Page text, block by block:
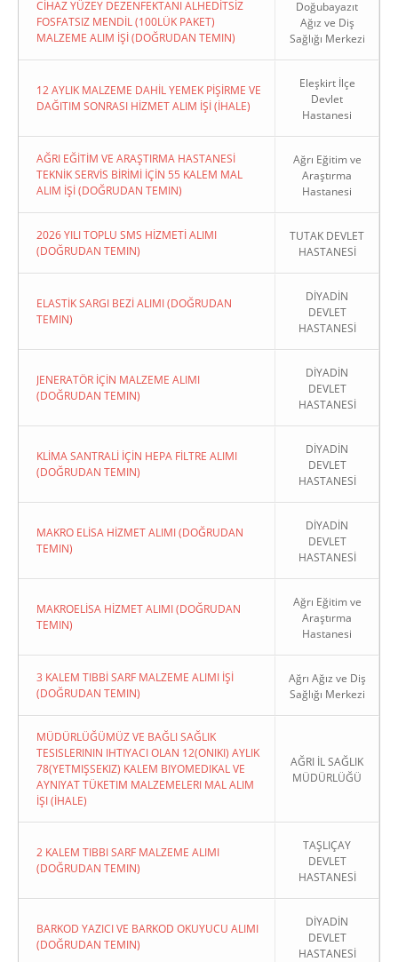
CİHAZ YÜZEY DEZENFEKTANI ALHEDİTSİZ
FOSFATSIZ MENDİL (100LÜK PAKET)
MALZEME ALIM İŞİ (DOĞRUDAN TEMIN)
Doğubayazıt
Ağız ve Diş
Sağlığı Merkezi
12 AYLIK MALZEME DAHİL YEMEK PİŞİRME VE
DAĞITIM SONRASI HİZMET ALIM İŞİ (İHALE)
Eleşkirt İlçe
Devlet
Hastanesi
AĞRI EĞİTİM VE ARAŞTIRMA HASTANESİ
TEKNİK SERVİS BİRİMİ İÇİN 55 KALEM MAL
ALIM İŞİ (DOĞRUDAN TEMIN)
Ağrı Eğitim ve
Araştırma
Hastanesi
2026 YILI TOPLU SMS HİZMETİ ALIMI
(DOĞRUDAN TEMIN)
TUTAK DEVLET
HASTANESİ
ELASTİK SARGI BEZİ ALIMI (DOĞRUDAN
TEMIN)
DİYADİN
DEVLET
HASTANESİ
JENERATÖR İÇİN MALZEME ALIMI
(DOĞRUDAN TEMIN)
DİYADİN
DEVLET
HASTANESİ
KLİMA SANTRALİ İÇİN HEPA FİLTRE ALIMI
(DOĞRUDAN TEMIN)
DİYADİN
DEVLET
HASTANESİ
MAKRO ELİSA HİZMET ALIMI (DOĞRUDAN
TEMIN)
DİYADİN
DEVLET
HASTANESİ
MAKROELİSA HİZMET ALIMI (DOĞRUDAN
TEMIN)
Ağrı Eğitim ve
Araştırma
Hastanesi
3 KALEM TIBBİ SARF MALZEME ALIMI İŞİ
(DOĞRUDAN TEMIN)
Ağrı Ağız ve Diş
Sağlığı Merkezi
MÜDÜRLÜĞÜMÜZ VE BAĞLI SAĞLIK
TESISLERININ IHTIYACI OLAN 12(ONIKI) AYLIK
78(YETMIŞSEKIZ) KALEM BIYOMEDIKAL VE
AYNIYAT TÜKETIM MALZEMELERI MAL ALIM
İŞI (İHALE)
AĞRI İL SAĞLIK
MÜDÜRLÜĞÜ
2 KALEM TIBBI SARF MALZEME ALIMI
(DOĞRUDAN TEMIN)
TAŞLIÇAY
DEVLET
HASTANESİ
BARKOD YAZICI VE BARKOD OKUYUCU ALIMI
(DOĞRUDAN TEMIN)
DİYADİN
DEVLET
HASTANESİ